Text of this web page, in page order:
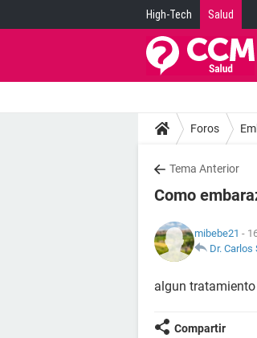
High-Tech Salud
Foros
Tema Anterior
Como
mibebe21 -
Dr. Carlos
algun
Compartir